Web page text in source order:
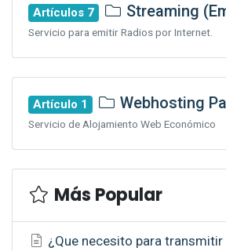
Artículos 7 Streaming
Servicio para emitir Radios por Internet.
Artículo 1 Webhosting
Servicio de Alojamiento Web Económico
Más Popular
¿Que necesito para